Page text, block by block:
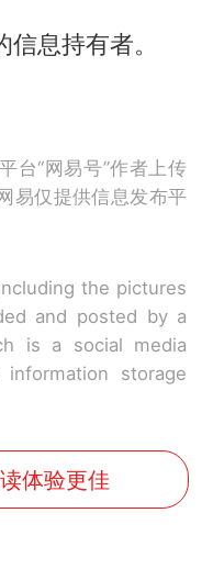
息持有者。
台“网易号”作者上传
易仅提供信息发布平
the pictures
and posted by a
is a social media
storage
体验更佳